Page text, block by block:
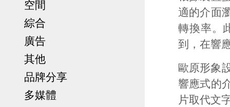
適的介面
轉換率。
到，在響
歐原形象
響應式的
片取代文
空間
綜合
廣告
其他
品牌分享
多媒體